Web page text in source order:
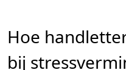
Hoe
bij